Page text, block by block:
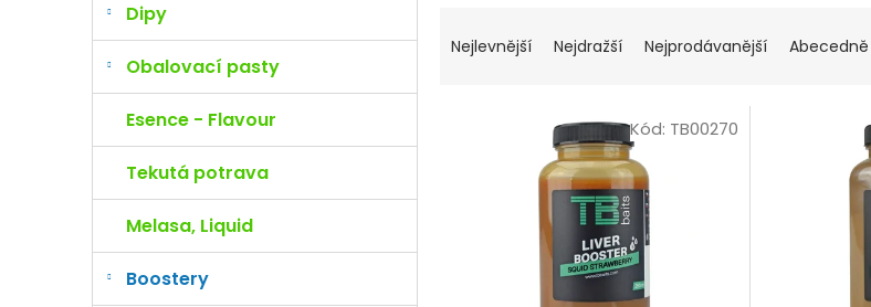
Dipy
Obalovací pasty
Esence - Flavour
Tekutá potrava
Melasa, Liquid
Boostery
aNejlevnější Nejdražší Nejprodávanější Abecedně
Kód: TB00270